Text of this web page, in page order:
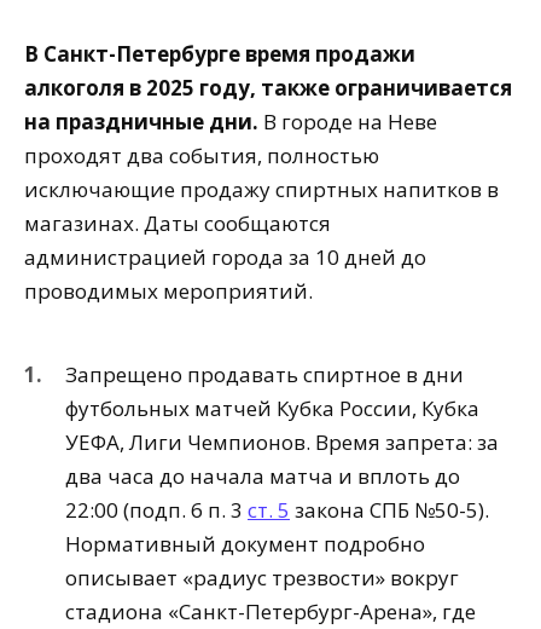
В Санкт-Петербурге время продажи
алкоголя в 2025 году, также ограничивается
на праздничные дни. В городе на Неве
проходят два события, полностью
исключающие продажу спиртных напитков в
магазинах. Даты сообщаются
администрацией города за 10 дней до
проводимых мероприятий.
Запрещено продавать спиртное в дни
футбольных матчей Кубка России, Кубка
УЕФА, Лиги Чемпионов. Время запрета: за
два часа до начала матча и вплоть до
22:00 (подп. 6 п. 3 ст. 5 закона СПБ №50-5).
Нормативный документ подробно
описывает «радиус трезвости» вокруг
стадиона «Санкт-Петербург-Арена», где